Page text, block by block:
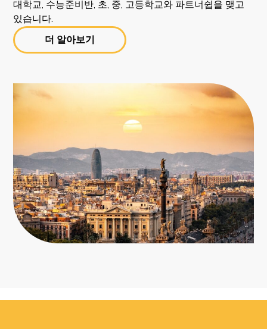
대학교, 수능준비반, 초, 중, 고등학교와 파트너쉽을 맺고
있습니다.
더 알아보기